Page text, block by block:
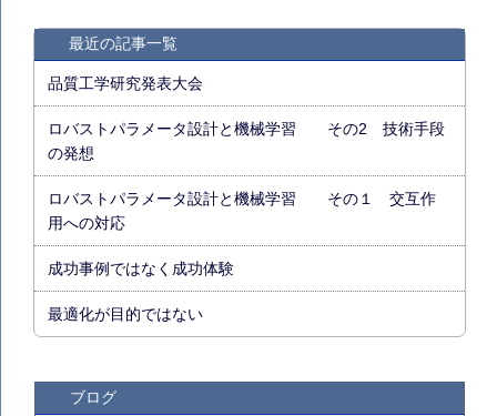
最近の記事一覧
品質工学研究発表大会
ロバストパラメータ設計と機械学習 その2 技術手段
の発想
ロバストパラメータ設計と機械学習 その１ 交互作
用への対応
成功事例ではなく成功体験
最適化が目的ではない
ブログ